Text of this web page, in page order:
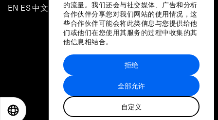
的流量。我们还会与社交媒体、广告和分析
合作伙伴分享您对我们网站的使用情况，这
些合作伙伴可能会将此类信息与您提供给他
们或他们在您使用其服务的过程中收集的其
他信息相结合。
全部允许
自定义
拒绝
EN ▪ ES▪中文▪ 日本語
站点地图
世界经济论坛